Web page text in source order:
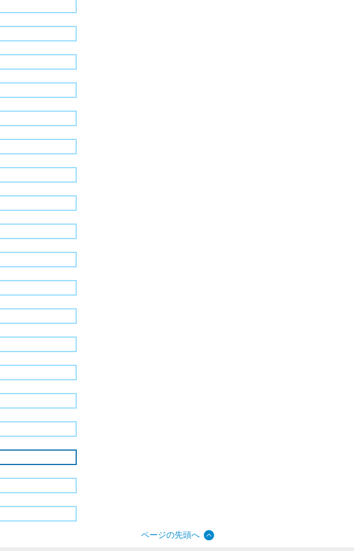
ページの先頭へ